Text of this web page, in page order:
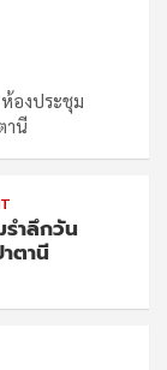
ห้องประชุม
านี
รำลึกวัน
ตานี